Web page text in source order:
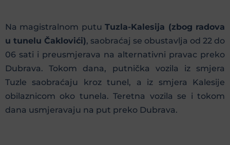
Na magistralnom putuTuzla-Kalesija (zbog radova
u tunelu Čaklovići), saobraćaj se obustavlja od 22 do
06 sati i preusmjerava na alternativni pravac preko
Dubrava. Tokom dana, putnička vozila iz smjera
Tuzle saobraćaju kroz tunel, a iz smjera Kalesije
obilaznicom oko tunela. Teretna vozila se i tokom
dana usmjeravaju na put preko Dubrava.